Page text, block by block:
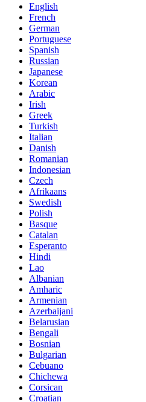
English
French
German
Portuguese
Spanish
Russian
Japanese
Korean
Arabic
Irish
Greek
Turkish
Italian
Danish
Romanian
Indonesian
Czech
Afrikaans
Swedish
Polish
Basque
Catalan
Esperanto
Hindi
Lao
Albanian
Amharic
Armenian
Azerbaijani
Belarusian
Bengali
Bosnian
Bulgarian
Cebuano
Chichewa
Corsican
Croatian